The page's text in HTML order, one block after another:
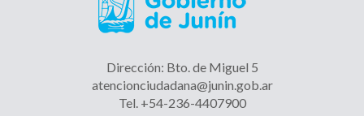
Dirección: Bto. de Miguel 5
atencionciudadana@junin.gob.ar
Tel. +54-236-4407900